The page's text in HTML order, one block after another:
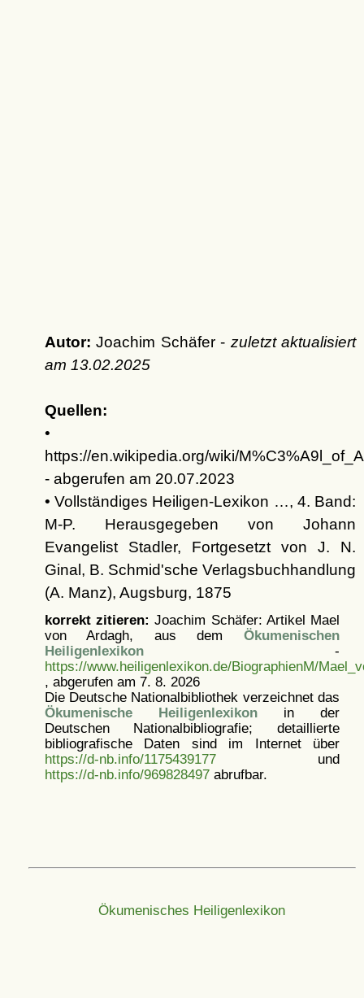
Autor: Joachim Schäfer - zuletzt aktualisiert
am 13.02.2025
Quellen:
•
https://en.wikipedia.org/wiki/
- abgerufen am 20.07.2023
• Vollständiges Heiligen-Lexikon …, 4. Band:
M-P. Herausgegeben von Johann
Evangelist Stadler, Fortgesetzt von J. N.
Ginal, B. Schmid'sche Verlagsbuchhandlung
(A. Manz), Augsburg, 1875
korrekt zitieren: Joachim Schäfer: Artikel Mael
von Ardagh, aus dem Ökumenischen
Heiligenlexikon-
https://www.heiligenlexikon.de/BiographienM/
, abgerufen am 7. 8. 2026
Die Deutsche Nationalbibliothek verzeichnet das
Ökumenische Heiligenlexikonin der
Deutschen Nationalbibliografie; detaillierte
bibliografische Daten sind im Internet über
https://d-nb.info/1175439177und
https://d-nb.info/969828497abrufbar.
Ökumenisches Heiligenlexikon